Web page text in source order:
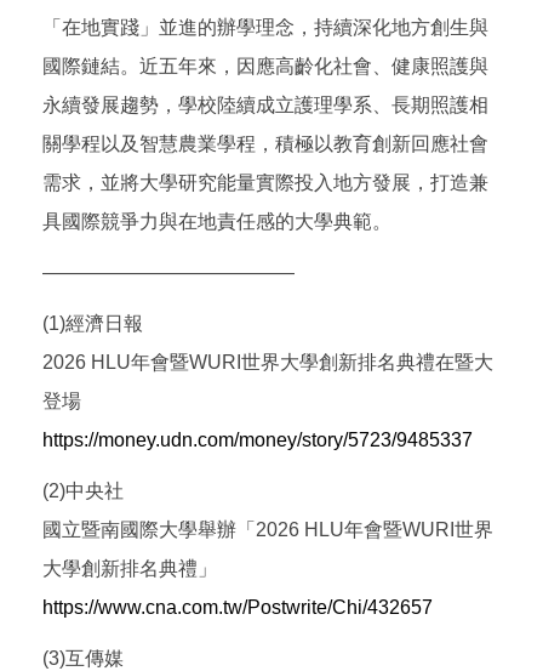
「在地實踐」並進的辦學理念，持續深化地方創生與
國際鏈結。近五年來，因應高齡化社會、健康照護與
永續發展趨勢，學校陸續成立護理學系、長期照護相
關學程以及智慧農業學程，積極以教育創新回應社會
需求，並將大學研究能量實際投入地方發展，打造兼
具國際競爭力與在地責任感的大學典範。
—————————————
(1)經濟日報
2026 HLU年會暨WURI世界大學創新排名典禮在暨大
登場
https://money.udn.com/money/story/5723/9485337
(2)中央社
國立暨南國際大學舉辦「2026 HLU年會暨WURI世界
大學創新排名典禮」
https://www.cna.com.tw/Postwrite/Chi/432657
(3)互傳媒